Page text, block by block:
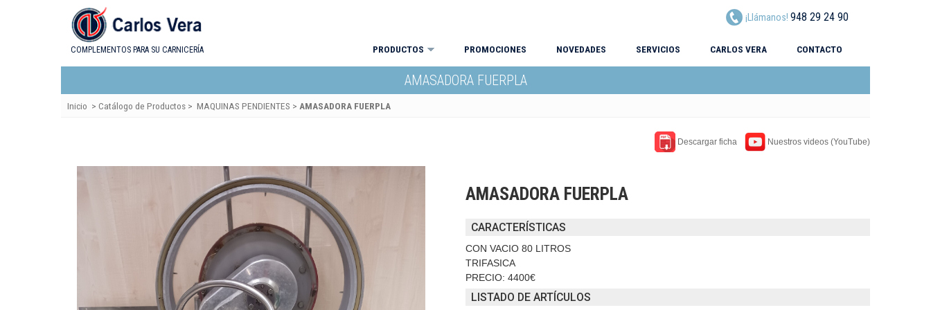
COMPLEMENTOS PARA SU CARNICERÍA
¡Llámanos! 948 29 24 90
PRODUCTOS PROMOCIONES NOVEDADES SERVICIOS CARLOS VERA CONTACTO
AMASADORA FUERPLA
Inicio > Catálogo de Productos > MAQUINAS PENDIENTES > AMASADORA FUERPLA
Descargar ficha Nuestros videos (YouTube)
AMASADORA FUERPLA
CARACTERÍSTICAS
CON VACIO 80 LITROS
TRIFASICA
PRECIO: 4400€
LISTADO DE ARTÍCULOS